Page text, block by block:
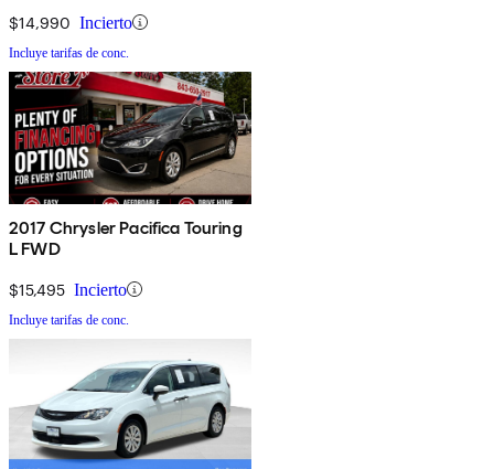
$14,990 Incierto
Incluye tarifas de conc.
2017 Chrysler Pacifica Touring
L FWD
$15,495 Incierto
Incluye tarifas de conc.